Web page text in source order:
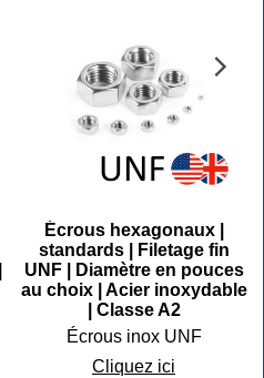
Écrous hexagonaux |
standards | Filetage fin
UNF | Diamètre en pouces
au choix | Acier inoxydable
| Classe A2
Écrous inox UNF
Cliquez ici